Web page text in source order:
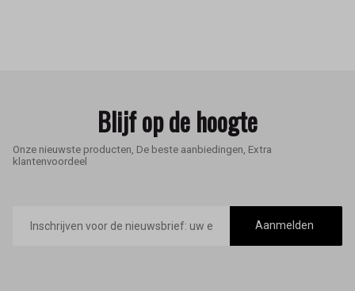
Blijf op de hoogte
Onze nieuwste producten, De beste aanbiedingen, Extra
klantenvoordeel
mailadres
Aanmelden